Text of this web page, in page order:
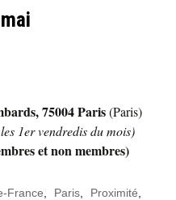
75004 Paris(Paris)
1er vendredis du mois)
et non membres)
France Paris Proximité